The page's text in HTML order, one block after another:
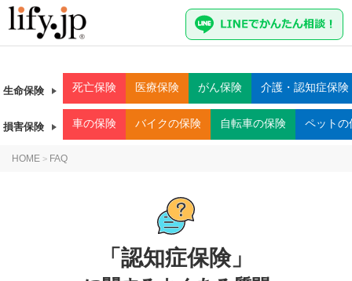
生命保険 死亡保険 医療保険 がん保険 介護・認知症保険
損害保険 車の保険 バイクの保険 自転車の保険 ペットの
HOME > FAQ
「認知症保険」